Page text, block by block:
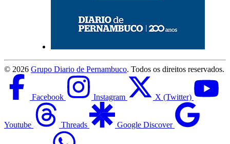
© 2026 Grupo Diario de Pernambuco. Todos os direitos reservados.
Facebook Instagram X (Twitter)
Youtube Threads Google Discover